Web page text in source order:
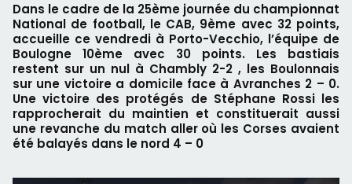
Dans le cadre de la 25ème journée du championnat
National de football, le CAB, 9ème avec 32 points,
accueille ce vendredi à Porto-Vecchio, l’équipe de
Boulogne 10ème avec 30 points. Les bastiais
restent sur un nul à Chambly 2-2 , les Boulonnais
sur une victoire a domicile face à Avranches 2 – 0.
Une victoire des protégés de Stéphane Rossi les
rapprocherait du maintien et constituerait aussi
une revanche du match aller où les Corses avaient
été balayés dans le nord 4 – 0